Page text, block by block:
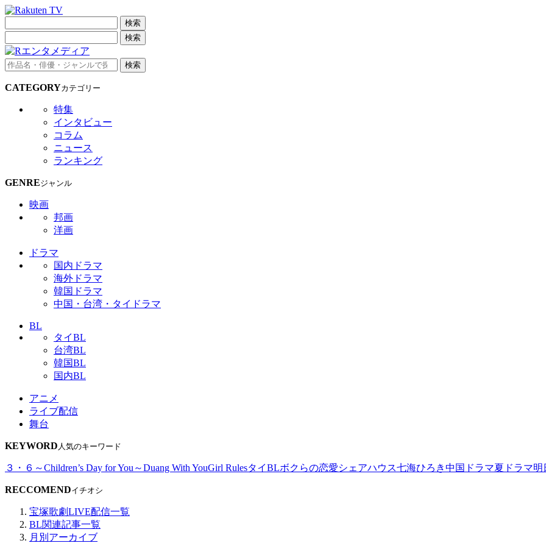
検索
検索
検索
CATEGORYカテゴリー
特集
インタビュー
コラム
ニュース
ランキング
GENREジャンル
映画
邦画
洋画
ドラマ
国内ドラマ
海外ドラマ
韓国ドラマ
中国・台湾・タイドラマ
BL
タイBL
台湾BL
韓国BL
国内BL
アニメ
ライブ配信
舞台
KEYWORD 人気のキーワード
３・６～Children’s Day for You～Duang With YouGirl RulesタイBLボクらの恋愛シェアハウス七海ひろき中国ドラマ夏ドラマ明
RECCOMENDイチオシ
宝塚歌劇LIVE配信一覧
BL関連記事一覧
月別アーカイブ